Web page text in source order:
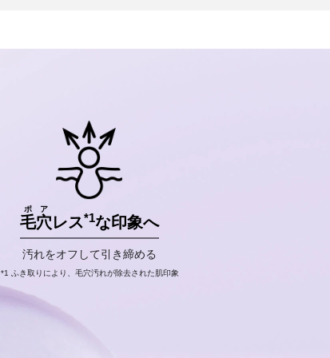
毛穴
ポア
レス*1な印象へ
汚れをオフして引き締める
*1 ふき取りにより、毛穴汚れが除去された肌印象